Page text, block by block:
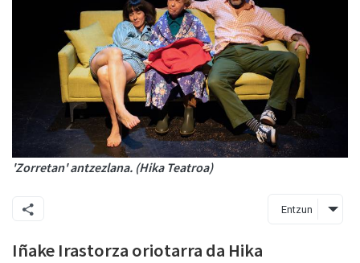
'Zorretan' antzezlana. (Hika Teatroa)
Entzun
Iñake Irastorza oriotarra da Hika